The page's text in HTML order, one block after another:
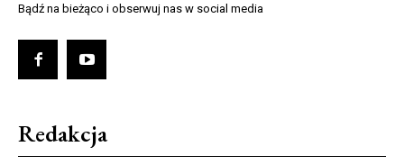
Bądź na bieżąco i obserwuj nas w social media
Redakcja